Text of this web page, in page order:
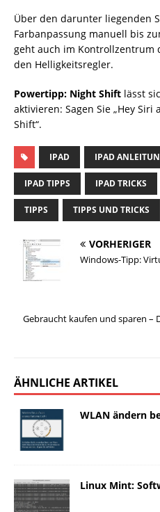
Über den darunter liegenden
Farbanpassung manuell bis
geht auch im Kontrollzentrum
den Helligkeitsregler.
Powertipp: Night Shift lässt
aktivieren: Sagen Sie „Hey
Shift“.
IPAD IPAD
IPAD TIPPS IPAD TRICKS
TIPPS TIPPS UND TRICKS
VORHERIGER
Windows-Tipp:
Gebraucht kaufen und sparen –
ÄHNLICHE ARTIKEL
WLAN ändern
Linux Mint: